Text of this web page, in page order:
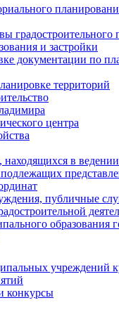
градостроительного
и застройки
документации по
территорий
центра
находящихся в
публичные
образования
учреждений
конкурсы